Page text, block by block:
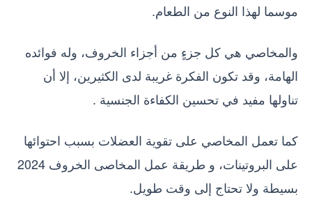
موسما لهذا النوع من الطعام.
والمخاصي هي كل جزءٍ من أجزاء الخروف، وله فوائده
الهامة، وقد تكون الفكرة غريبة لدى الكثيرين، إلا أن
تناولها مفيد في تحسين الكفاءة الجنسية .
كما تعمل المخاصي على تقوية العضلات بسبب احتوائها
على البروتينات، و طريقة عمل المخاصى الخروف 2024
بسيطة ولا تحتاج إلى وقت طويل.